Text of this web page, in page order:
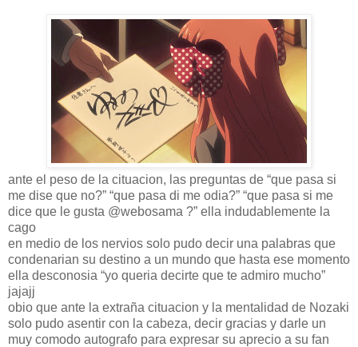
ante el peso de la cituacion, las preguntas de “que pasa si
me dise que no?” “que pasa di me odia?” “que pasa si me
dice que le gusta @webosama ?” ella indudablemente la
cago
en medio de los nervios solo pudo decir una palabras que
condenarian su destino a un mundo que hasta ese momento
ella desconosia “yo queria decirte que te admiro mucho”
jajajj
obio que ante la extraña cituacion y la mentalidad de Nozaki
solo pudo asentir con la cabeza, decir gracias y darle un
muy comodo autografo para expresar su aprecio a su fan